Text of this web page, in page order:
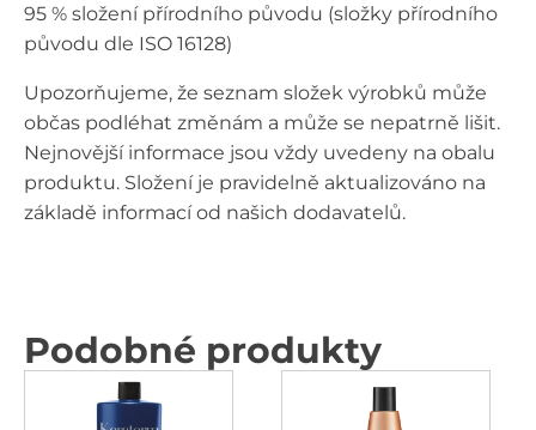
95 % složení přírodního původu (složky přírodního
původu dle ISO 16128)
Upozorňujeme, že seznam složek výrobků může
občas podléhat změnám a může se nepatrně lišit.
Nejnovější informace jsou vždy uvedeny na obalu
produktu. Složení je pravidelně aktualizováno na
základě informací od našich dodavatelů.
Podobné produkty